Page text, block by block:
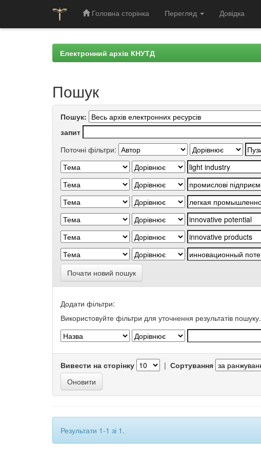
Головна сторінка Перегляд Довідка
Електронний архів КНУТД
Пошук
Пошук:
запит
Поточні фільтри:
Почати новий пошук
Додати фільтри:
Використовуйте фільтри для уточнення результатів пошуку.
Вивести на сторінку | Сортування
Результати 1-1 зі 1.